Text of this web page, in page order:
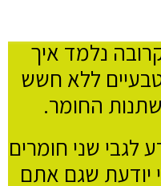
נלמד איך
טבעיים ללא חשש
החומר.
לגבי שני חומרים
יודעת שגם אתם